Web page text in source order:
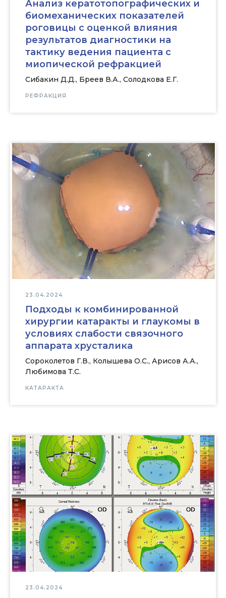
Анализ кератотопографических и
биомеханических показателей
роговицы c оценкой влияния
результатов диагностики на
тактику ведения пациента с
миопической рефракцией
Сибакин Д.Д., Бреев В.А., Солодкова Е.Г.
РЕФРАКЦИЯ
23.04.2024
Подходы к комбинированной
хирургии катаракты и глаукомы в
условиях слабости связочного
аппарата хрусталика
Сороколетов Г.В., Колышева О.С., Арисов А.А.,
Любимова Т.С.
КАТАРАКТА
23.04.2024